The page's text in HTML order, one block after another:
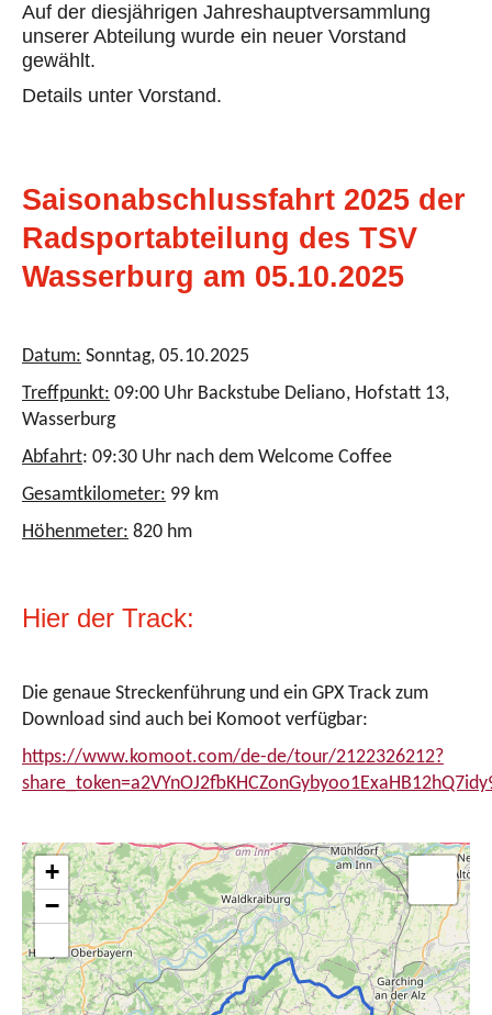
Auf der diesjährigen Jahreshauptversammlung
unserer Abteilung wurde ein neuer Vorstand
gewählt.
Details unter Vorstand.
Saisonabschlussfahrt 2025 der
Radsportabteilung des TSV
Wasserburg am 05.10.2025
Datum: Sonntag, 05.10.2025
Treffpunkt: 09:00 Uhr Backstube Deliano, Hofstatt 13,
Wasserburg
Abfahrt: 09:30 Uhr nach dem Welcome Coffee
Gesamtkilometer: 99 km
Höhenmeter: 820 hm
Hier der Track:
Die genaue Streckenführung und ein GPX Track zum
Download sind auch bei Komoot verfügbar:
https://www.komoot.com/de-de/tour/2122326212?
+
−